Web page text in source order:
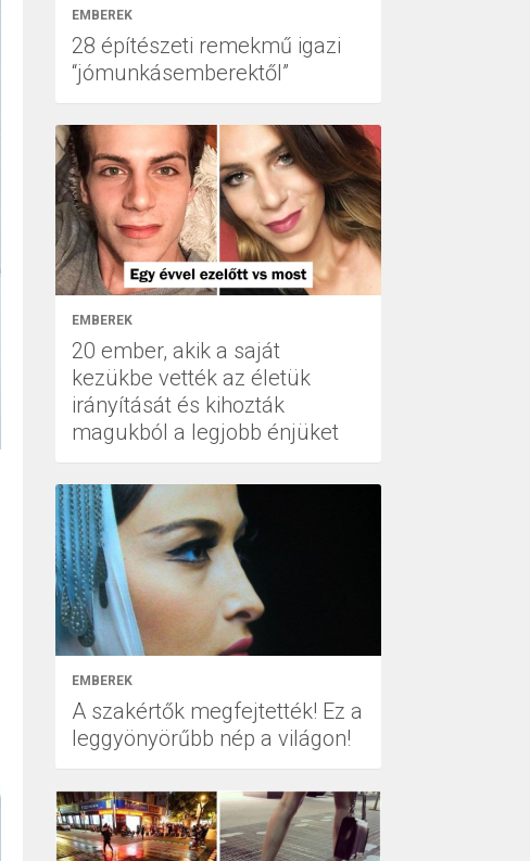
EMBEREK
28 építészeti remekmű igazi
“jómunkásemberektől”
EMBEREK
20 ember, akik a saját
kezükbe vették az életük
irányítását és kihozták
magukból a legjobb énjüket
EMBEREK
A szakértők megfejtették! Ez a
leggyönyörűbb nép a világon!